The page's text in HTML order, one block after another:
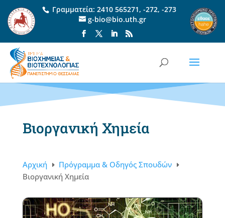
Γραμματεία: 2410 565271, -272, -273
g-bio@bio.uth.gr
Βιοργανική Χημεία
Αρχική E Πρόγραμμα & Οδηγός Σπουδών E
Βιοργανική Χημεία